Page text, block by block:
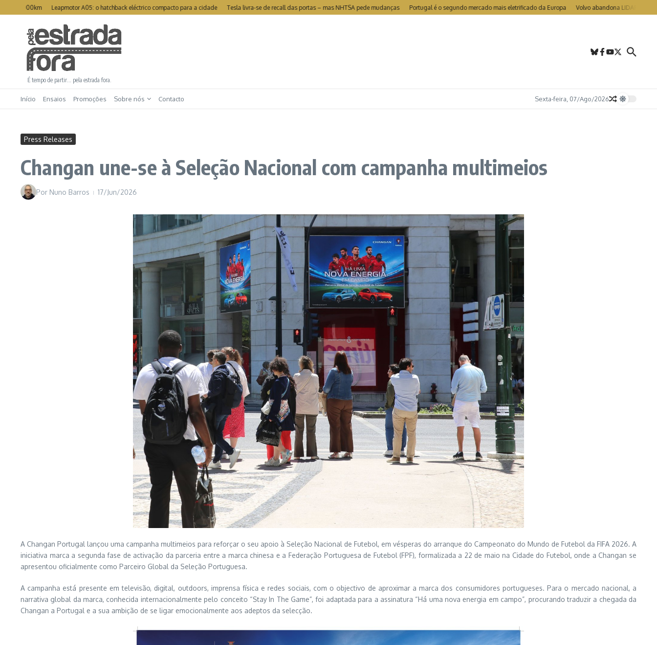
Ir para o conteúdo
Leapmotor A05: o hatchback eléctrico compacto para a cidade Tesla livra-se de recall das portas – mas NHTSA pede mudanças Portugal é o segundo mercado mais eletrificado da Europa Volvo abandona LIDAR nos EX90 e
É tempo de partir… pela estrada fora.
Início Ensaios Promoções Sobre nós Contacto Sexta-feira, 07/Ago/2026
Press Releases
Changan une-se à Seleção Nacional com campanha multimeios
Por Nuno Barros 17/Jun/2026
A Changan Portugal lançou uma campanha multimeios para reforçar o seu apoio à Seleção Nacional de Futebol, em vésperas do arranque do Campeonato do Mundo de Futebol da FIFA 2026. A
iniciativa marca a segunda fase de activação da parceria entre a marca chinesa e a Federação Portuguesa de Futebol (FPF), formalizada a 22 de maio na Cidade do Futebol, onde a Changan se
apresentou oficialmente como Parceiro Global da Seleção Portuguesa.
A campanha está presente em televisão, digital, outdoors, imprensa física e redes sociais, com o objectivo de aproximar a marca dos consumidores portugueses. Para o mercado nacional, a
narrativa global da marca, conhecida internacionalmente pelo conceito “Stay In The Game”, foi adaptada para a assinatura “Há uma nova energia em campo”, procurando traduzir a chegada da
Changan a Portugal e a sua ambição de se ligar emocionalmente aos adeptos da selecção.